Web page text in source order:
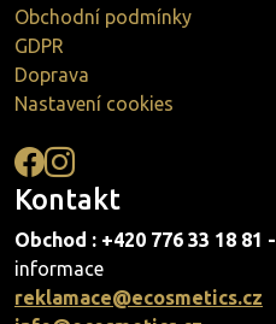
Obchodní podmínky
GDPR
Doprava
Nastavení cookies
Kontakt
Obchod : +420 776 33 18 81 -
informace
reklamace@ecosmetics.cz